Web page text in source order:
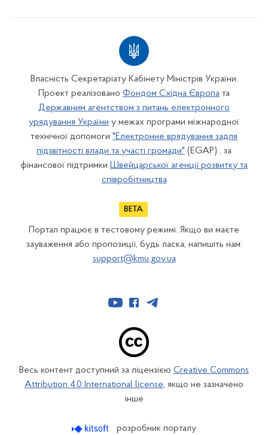
Власність Секретаріату Кабінету Міністрів України.
Проект реалізовано Фондом Східна Європа та
Державним агентством з питань електронного
урядування України у межах програми міжнародної
технічної допомоги "Електронне врядування задля
підзвітності влади та участі громади" (EGAP) , за
фінансової підтримки Швейцарської агенції розвитку та
співробітництва
Портал працює в тестовому режимі. Якщо ви маєте
зауваження або пропозиції, будь ласка, напишіть нам:
support@kmu.gov.ua
Весь контент доступний за ліцензією Creative Commons
Attribution 4.0 International license, якщо не зазначено
інше
розробник порталу